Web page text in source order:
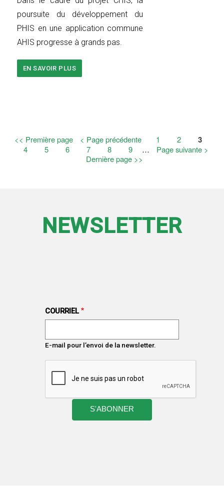
poursuite du développement du
PHIS en une application commune
AHIS progresse à grands pas.
EN SAVOIR PLUS
PROJET
Pagination
Première
page
<< Première page
Page
précédente
< Page précédente Page
1 Page
2
Page
3
Page
4 Page
5 Page
6 Page
7 Page
8 Page
9 …
Page
Page suivante >
Dernière
Dernière page >>
NEWSLETTER
COURRIEL
E-mail pour l’envoi de la newsletter.